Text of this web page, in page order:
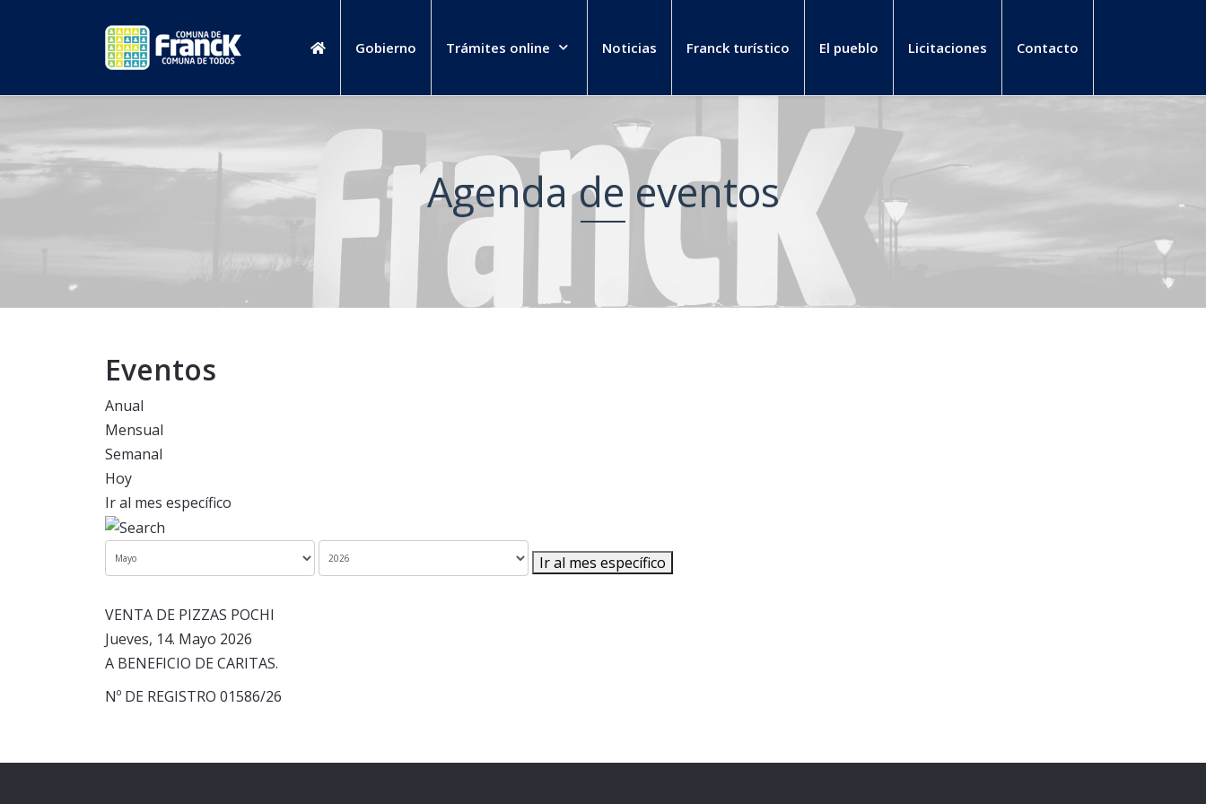
Gobierno Trámites online Noticias Franck turístico El pueblo Licitaciones Contacto
Agenda de eventos
Eventos
Anual
Mensual
Semanal
Hoy
Ir al mes específico
Ir al mes específico
VENTA DE PIZZAS POCHI
Jueves, 14. Mayo 2026
A BENEFICIO DE CARITAS.
Nº DE REGISTRO 01586/26